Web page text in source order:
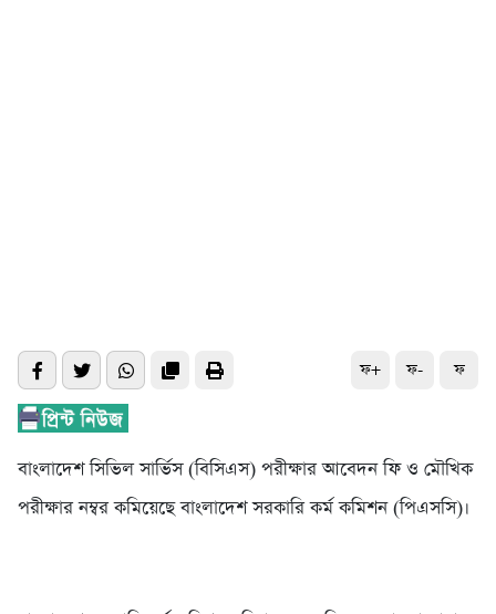
ফ+ ফ- ফ
বাংলাদেশ সিভিল সার্ভিস (বিসিএস) পরীক্ষার আবেদন ফি ও মৌখিক
পরীক্ষার নম্বর কমিয়েছে বাংলাদেশ সরকারি কর্ম কমিশন (পিএসসি)।